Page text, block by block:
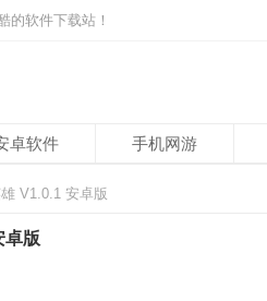
的软件下载站！
卓软件 手机网游
V1.0.1 安卓版
卓版